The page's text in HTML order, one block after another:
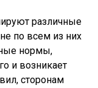
различные
по всем из них
нормы,
и возникает
сторонам